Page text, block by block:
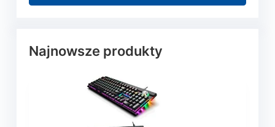
Najnowsze produkty